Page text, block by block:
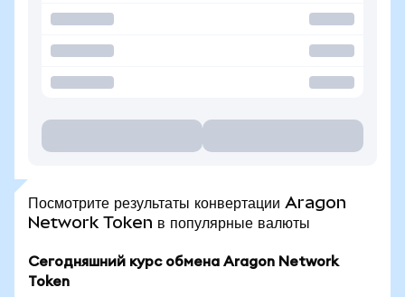
Посмотрите результаты конвертации Aragon
Network Token в популярные валюты
Сегодняшний курс обмена Aragon Network
Token